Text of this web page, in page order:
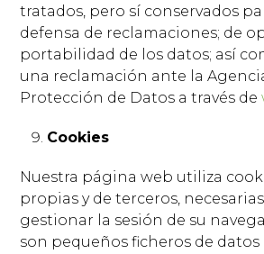
tratados, pero sí conservados
defensa de reclamaciones; de
portabilidad de los datos; así
una reclamación ante la
Protección de Datos a través de
Cookies
Nuestra página web utiliza
propias y de terceros,
gestionar la sesión de su
son pequeños ficheros de datos